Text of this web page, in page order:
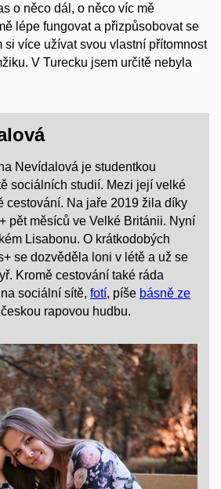
o něco dál, o něco víc mě
lépe fungovat a přizpůsobovat se
si více užívat svou vlastní přítomnost
V Turecku jsem určitě nebyla
Nevídalová je studentkou
sociálních studií. Mezi její velké
cestování. Na jaře 2019 žila díky
pět měsíců ve Velké Británii. Nyní
Lisabonu. O krátkodobých
se dozvěděla loni v létě a už se
Kromě cestování také ráda
sociální sítě, fotí, píše básně ze
rapovou hudbu.